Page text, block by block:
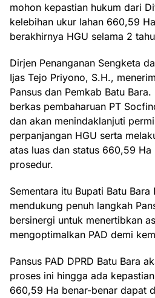
mohon kepastian hukum dari
kelebihan ukur lahan 660,59
berakhirnya HGU selama 2
Dirjen Penanganan Sengketa
Ijas Tejo Priyono, S.H.,
Pansus dan Pemkab Batu
berkas pembaharuan PT
dan akan menindaklanjuti
perpanjangan HGU serta
atas luas dan status 660,59 Ha
prosedur.
Sementara itu Bupati Batu Bara
mendukung penuh langkah
bersinergi untuk menertibkan
mengoptimalkan PAD demi
Pansus PAD DPRD Batu Bara
proses ini hingga ada
660,59 Ha benar-benar dapat